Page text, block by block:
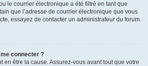
le courrier électronique a été filtré en tant que
que l’adresse de courrier électronique que vous
essayez de contacter un administrateur du forum.
connecter ?
en être la cause. Assurez-vous avant tout que votre